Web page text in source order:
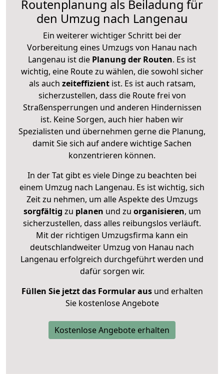
Routenplanung als Beiladung für
den Umzug nach Langenau
Ein weiterer wichtiger Schritt bei der
Vorbereitung eines Umzugs von Hanau nach
Langenau ist die Planung der Routen. Es ist
wichtig, eine Route zu wählen, die sowohl sicher
als auch zeiteffizientist. Es ist auch ratsam,
sicherzustellen, dass die Route frei von
Straßensperrungen und anderen Hindernissen
ist. Keine Sorgen, auch hier haben wir
Spezialisten und übernehmen gerne die Planung,
damit Sie sich auf andere wichtige Sachen
konzentrieren können.
In der Tat gibt es viele Dinge zu beachten bei
einem Umzug nach Langenau. Es ist wichtig, sich
Zeit zu nehmen, um alle Aspekte des Umzugs
sorgfältig zu planen und zu organisieren, um
sicherzustellen, dass alles reibungslos verläuft.
Mit der richtigen Umzugsfirma kann ein
deutschlandweiter Umzug von Hanau nach
Langenau erfolgreich durchgeführt werden und
dafür sorgen wir.
Füllen Sie jetzt das Formular ausund erhalten
Sie kostenlose Angebote
Kostenlose Angebote erhalten